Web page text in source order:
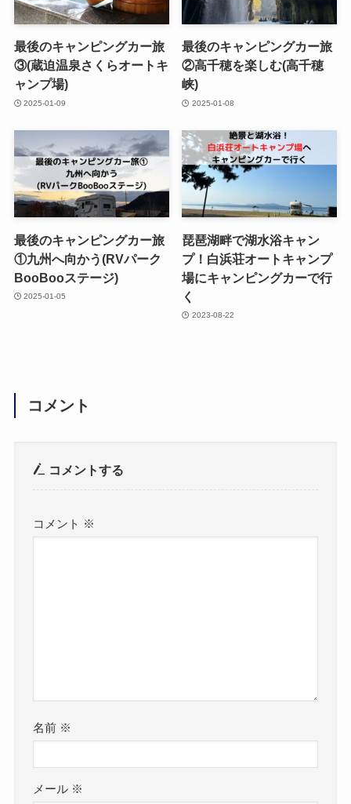
最後のキャンピングカー旅
③(蔵迫温泉さくらオートキ
ャンプ場)
2025-01-09
最後のキャンピングカー旅
②高千穂を楽しむ(高千穂
峡)
2025-01-08
最後のキャンピングカー旅
①九州へ向かう(RVパーク
BooBooステージ)
2025-01-05
琵琶湖畔で湖水浴キャン
プ！白浜荘オートキャンプ
場にキャンピングカーで行
く
2023-08-22
コメント
コメントする
コメント ※
名前 ※
メール ※